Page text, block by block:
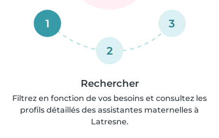
1
2
3
Rechercher
Filtrez en fonction de vos besoins et consultez les
profils détaillés des assistantes maternelles à
Latresne.